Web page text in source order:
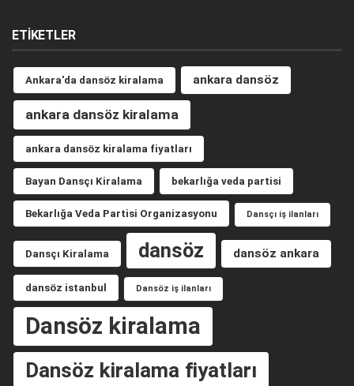
ETIKETLER
Ankara'da dansöz kiralama ankara dansöz
ankara dansöz kiralama
ankara dansöz kiralama fiyatları
Bayan Dansçı Kiralama bekarlığa veda partisi
Bekarlığa Veda Partisi Organizasyonu Dansçı iş ilanları
Dansçı Kiralama dansöz dansöz ankara
dansöz istanbul Dansöz iş ilanları
Dansöz kiralama
Dansöz kiralama fiyatları